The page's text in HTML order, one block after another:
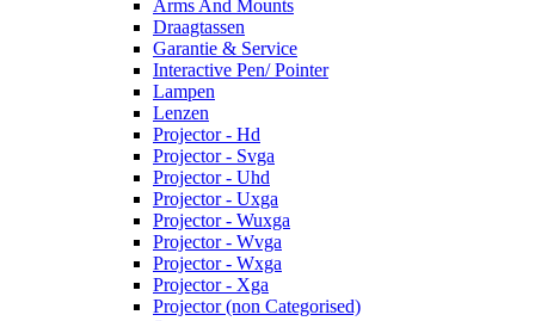
Arms And Mounts
Draagtassen
Garantie & Service
Interactive Pen/ Pointer
Lampen
Lenzen
Projector - Hd
Projector - Svga
Projector - Uhd
Projector - Uxga
Projector - Wuxga
Projector - Wvga
Projector - Wxga
Projector - Xga
Projector (non Categorised)